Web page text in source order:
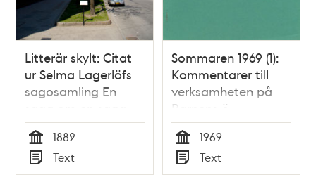
Litterär skylt: Citat
ur Selma Lagerlöfs
sagosamling En
och andra sagor
Tid
1882
Typ
Text
Sommaren 1969 (1):
Kommentarer till
verksamheten på
Barnens ö
Tid
1969
Typ
Text